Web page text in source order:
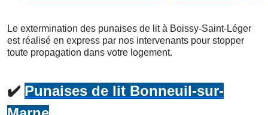
Le extermination des punaises de lit à Boissy-Saint-Léger
est réalisé en express par nos intervenants pour stopper
toute propagation dans votre logement.
✔️ Punaises de lit Bonneuil-sur-